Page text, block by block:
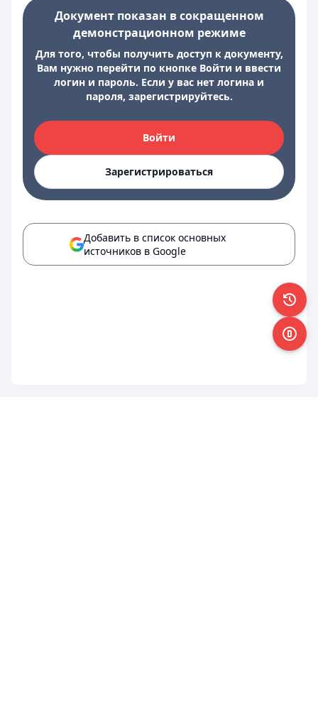
Документ показан в сокращенном
демонстрационном режиме
Для того, чтобы получить доступ к документу,
Вам нужно перейти по кнопке Войти и ввести
логин и пароль. Если у вас нет логина и
пароля, зарегистрируйтесь.
Войти
Зарегистрироваться
Добавить в список основных
источников в Google